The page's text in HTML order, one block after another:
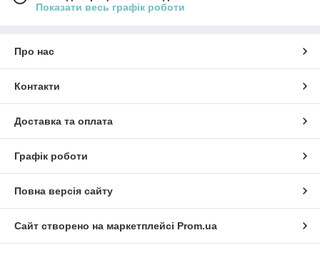
Показати весь графік роботи
Про нас
Контакти
Доставка та оплата
Графік роботи
Повна версія сайту
Сайт створено на маркетплейсі Prom.ua